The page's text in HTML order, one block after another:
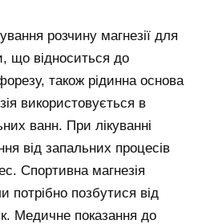
розчину магнезії для
що відноситься до
також рідинна основа
використовується в
ванн. При лікуванні
від запальних процесів
Спортивна магнезія
потрібно позбутися від
Медичне показання до